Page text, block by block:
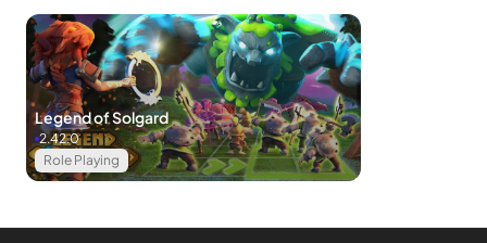
Legend of Solgard
Role Playing
2.42.0